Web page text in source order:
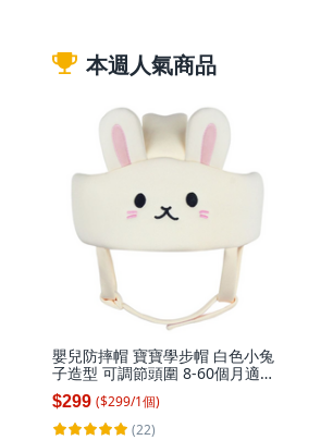
本週人氣商品
嬰兒防摔帽 寶寶學步帽 白色小兔
子造型 可調節頭圍 8-60個月適用,
1個, 白色小兔子, 白色
$299 ($299/1個)
(22)